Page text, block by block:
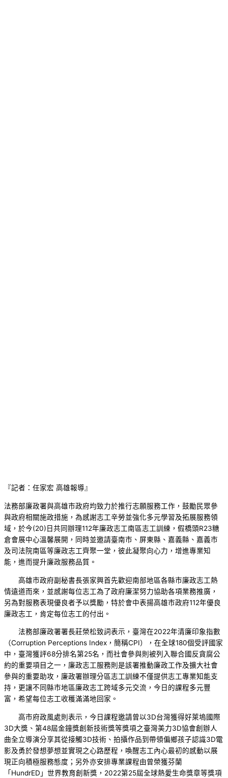
『記者：任家宏 高雄報導』
法務部廉政署與高雄市政府均致力於推行志願服務工作，鼓勵民眾參
與政府相關施政措施，為感謝志工辛勞並強化多元學習及拓展服務領
域，於今(20)日共同辦理112年廉政志工南區志工訓練，假橋頭R23糖
倉會展中心溫馨展開，同時並邀請臺南市、屏東縣、嘉義縣、嘉義市
及司法院南區等廉政志工齊聚一堂，彼此凝聚向心力，增進專業知
能，進而提升廉政服務品質。
高雄市政府副秘書長張家興首先歡迎南部地區各縣市廉政志工熱
情遠道而來，並感謝每位志工為了政府廉潔努力協助各項業務推廣，
另為對服務表現優良者予以獎勵，特於會中表揚高雄市政府112年優良
廉政志工，肯定每位志工的付出。
法務部廉政署署長莊榮松致詞表示，臺灣在2022年清廉印象指數
（Corruption Perceptions Index，簡稱CPI），在全球180個受評國家
中，臺灣獲評68分排名第25名，而社會參與則被列入聯合國反貪腐公
約的重要項目之一，廉政志工服務則是該署推動廉政工作及擴大社會
參與的重要助攻，廉政署辦理分區志工訓練不僅提供志工專業知能支
持，更讓不同縣市地區廉政志工跨域多元交流，今日的課程多元豐
富，希望每位志工收穫滿滿地回家。
高市府政風處則表示，今日課程邀請曾以3D台灣獲得好萊塢國際
3D大獎、第48屆金鐘獎創新技術獎等獎項之臺灣美力3D協會創辦人
曲全立導演分享其從接觸3D技術、拍攝作品到帶領偏鄉孩子認識3D電
影及勇於發想夢想並實現之心路歷程，喚醒志工內心最初的感動以展
現正向積極服務態度；另外亦安排專業課程由曾榮獲芬蘭
「HundrED」世界教育創新獎，2022第25屆全球熱愛生命獎章等獎項